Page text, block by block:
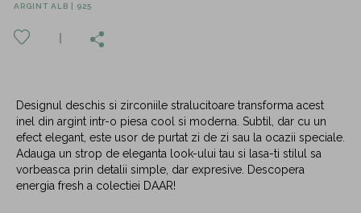
ARGINT ALB | 925
Designul deschis si zirconiile stralucitoare transforma acest
inel din argint intr-o piesa cool si moderna. Subtil, dar cu un
efect elegant, este usor de purtat zi de zi sau la ocazii speciale.
Adauga un strop de eleganta look-ului tau si lasa-ti stilul sa
vorbeasca prin detalii simple, dar expresive. Descopera
energia fresh a colectiei DAAR!